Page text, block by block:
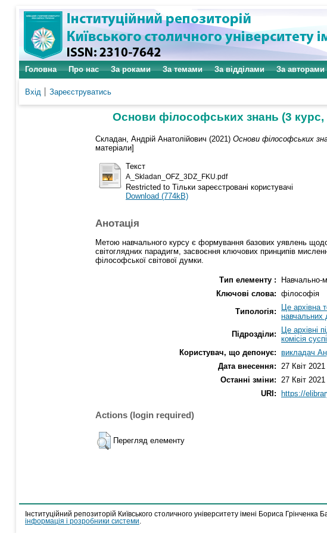
Головна Про нас За роками За темами За відділами За авторами
Вхід Зареєструватись
Основи філософських знань (3 курс,
Складан, Андрій Анатолійович (2021) Основи філософських
матеріали]
Текст
A_Skladan_OFZ_3DZ_FKU.pdf
Restricted to Тільки зареєстровані користувачі
Download (774kB)
Анотація
Метою навчального курсу є формування базових уявлень
світоглядних парадигм, засвоєння ключових принципів
філософської світової думки.
Тип елементу :
Навчально-
Ключові слова: філософія
Типологія:
Це архівна
навчальних
Підрозділи:
Це архівні
комісія
Користувач, що депонує: викладач
Дата внесення:
27 Квіт
Останні зміни:
27 Квіт
URI:
https://
Actions (login required)
Перегляд елементу
Інституційний репозиторій Київського столичного університету імені Бориса Грінченка
інформація і розробники системи